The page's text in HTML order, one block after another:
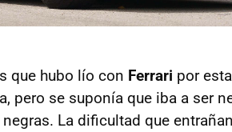
que hubo lío con Ferrari por
pero se suponía que iba a ser
La dificultad que